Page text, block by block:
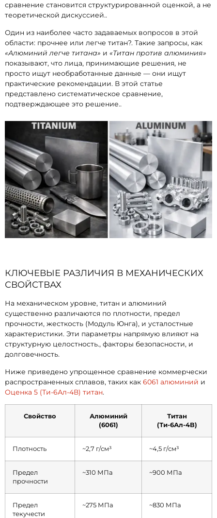
сравнение становится структурированной оценкой, а не
теоретической дискуссией..
Один из наиболее часто задаваемых вопросов в этой
области: прочнее или легче титан?. Такие запросы, как
«Алюминий легче титана» и «Титан против алюминия»
показывают, что лица, принимающие решения, не
просто ищут необработанные данные — они ищут
практические рекомендации. В этой статье
представлено систематическое сравнение,
подтверждающее это решение..
КЛЮЧЕВЫЕ РАЗЛИЧИЯ В МЕХАНИЧЕСКИХ
СВОЙСТВАХ
На механическом уровне, титан и алюминий
существенно различаются по плотности, предел
прочности, жесткость (Модуль Юнга), и усталостные
характеристики. Эти параметры напрямую влияют на
структурную целостность., факторы безопасности, и
долговечность.
Ниже приведено упрощенное сравнение коммерчески
распространенных сплавов, таких как 6061 алюминий и
Оценка 5 (Ти-6Ал-4В) титан.
Свойство
Алюминий
(6061)
Титан
(Ти-6Ал-4В)
Плотность ~2,7 г/см³ ~4,5 г/см³
Предел
прочности
~310 МПа ~900 МПа
Предел
текучести
~275 МПа ~830 МПа